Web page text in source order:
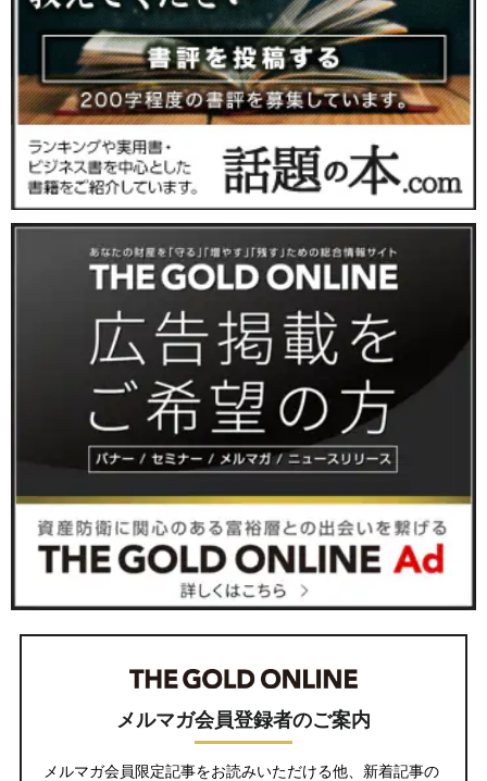
メルマガ会員登録者のご案内
メルマガ会員限定記事をお読みいただける他、新着記事の